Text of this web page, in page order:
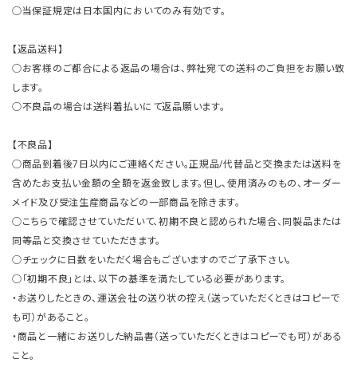
○当保証規定は日本国内においてのみ有効です。
【返品送料】
○お客様のご都合による返品の場合は、弊社宛ての送料のご負担をお願い致
します。
○不良品の場合は送料着払いにて返品願います。
【不良品】
○商品到着後7日以内にご連絡ください。正規品/代替品と交換または送料を
含めたお支払い金額の全額を返金致します。但し、使用済みのもの、オーダー
メイド及び受注生産商品などの一部商品を除きます。
○こちらで確認させていただいて、初期不良と認められた場合、同製品または
同等品と交換させていただきます。
○チェックに日数をいただく場合もございますのでご了承下さい。
○「初期不良」とは、以下の基準を満たしている必要があります。
・お送りしたときの、運送会社の送り状の控え（送っていただくときはコピーで
も可）があること。
・商品と一緒にお送りした納品書（送っていただくときはコピーでも可）がある
こと。